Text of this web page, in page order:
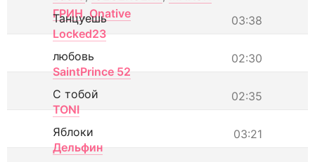
ГРИН, Onative 03:38
Танцуешь
Locked23
02:30
любовь
SaintPrince 52
02:35
С тобой
TONI
03:21
Яблоки
Дельфин